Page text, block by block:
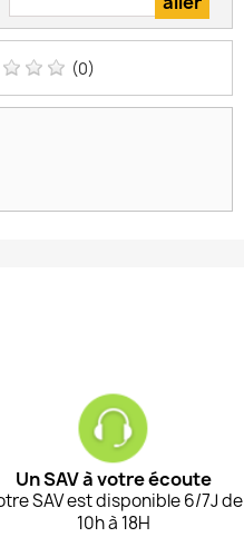
(0)
Un SAV à votre écoute
SAV est disponible 6/7J de
10h à 18H